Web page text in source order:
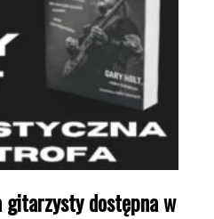
dostępna w